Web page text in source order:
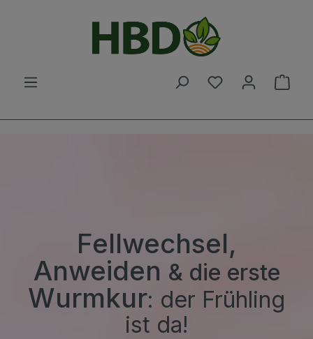
Du hast 0
Fellwechsel,
Anweiden & die erste
Wurmkur: der Frühling
ist da!